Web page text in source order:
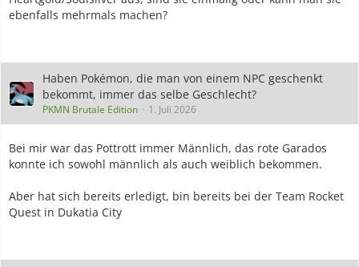
ebenfalls mehrmals machen?
Haben Pokémon, die man von einem NPC geschenkt
bekommt, immer das selbe Geschlecht?
PKMN Brutale Edition 1. Juli 2026
Bei mir war das Pottrott immer Männlich, das rote Garados
konnte ich sowohl männlich als auch weiblich bekommen.
Aber hat sich bereits erledigt, bin bereits bei der Team Rocket
Quest in Dukatia City